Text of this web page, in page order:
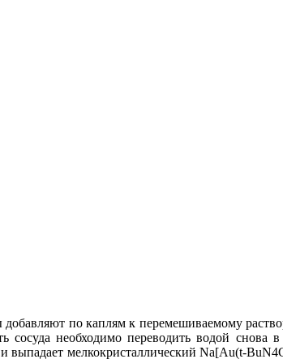
по каплям к перемешиваемому
сосуда необходимо переводить водой
выпадает мелкокристаллический Na[Au(t-